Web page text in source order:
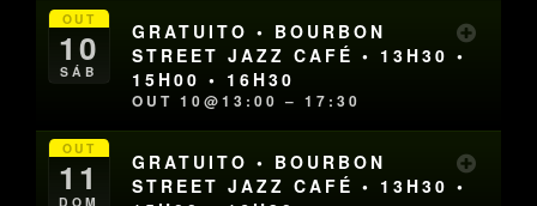
OUT
10
SÁB
GRATUITO • BOURBON
STREET JAZZ CAFÉ • 13H30 •
15H00 • 16H30
OUT 10@13:00 – 17:30
OUT
11
DOM
GRATUITO • BOURBON
STREET JAZZ CAFÉ • 13H30 •